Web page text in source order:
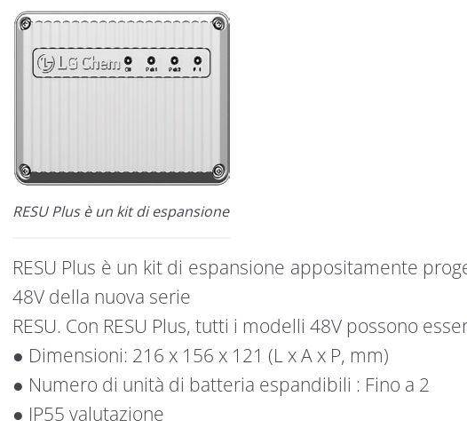
RESU Plus è un kit di espansione
RESU Plus è un kit di espansione appositamente
48V della nuova serie
RESU. Con RESU Plus, tutti i modelli 48V possono
● Dimensioni: 216 x 156 x 121 (L x A x P, mm)
● Numero di unità di batteria espandibili : Fino a 2
● IP55 valutazione